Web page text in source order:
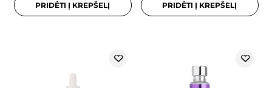
PRIDĖTI Į KREPŠELĮ PRIDĖTI Į KREPŠELĮ